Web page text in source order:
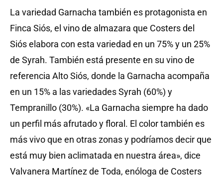
La variedad Garnacha también es protagonista en
Finca Siós, el vino de almazara que Costers del
Siós elabora con esta variedad en un 75% y un 25%
de Syrah. También está presente en su vino de
referencia Alto Siós, donde la Garnacha acompaña
en un 15% a las variedades Syrah (60%) y
Tempranillo (30%). «La Garnacha siempre ha dado
un perfil más afrutado y floral. El color también es
más vivo que en otras zonas y podríamos decir que
está muy bien aclimatada en nuestra área», dice
Valvanera Martínez de Toda, enóloga de Costers